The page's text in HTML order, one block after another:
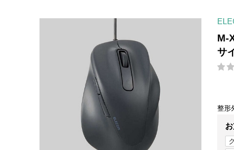
M-
サ
整形